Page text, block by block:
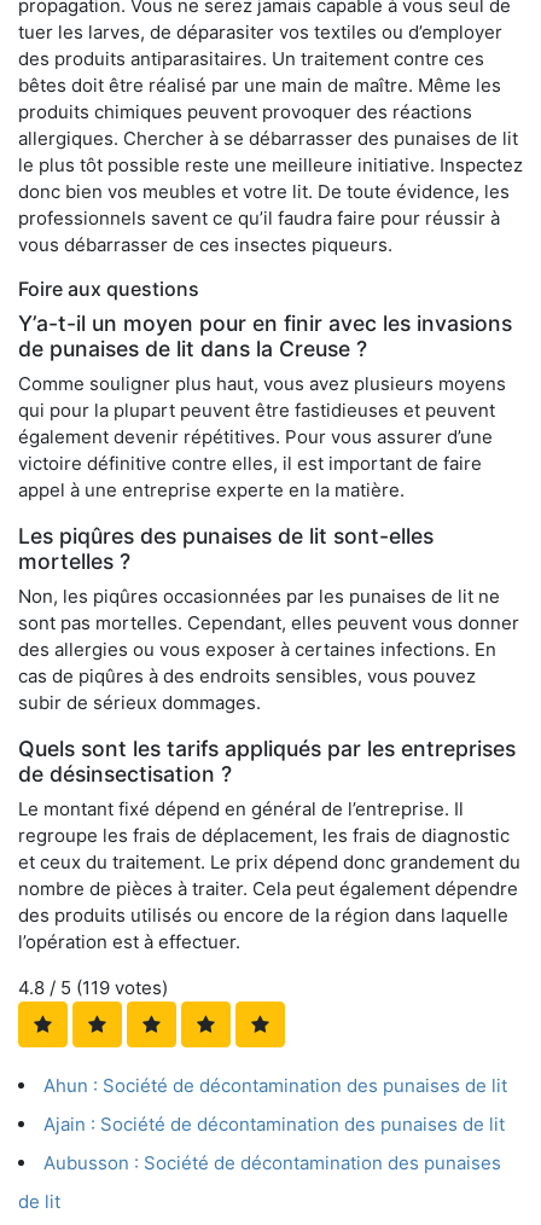
propagation. Vous ne serez jamais capable à vous seul de
tuer les larves, de déparasiter vos textiles ou d’employer
des produits antiparasitaires. Un traitement contre ces
bêtes doit être réalisé par une main de maître. Même les
produits chimiques peuvent provoquer des réactions
allergiques. Chercher à se débarrasser des punaises de lit
le plus tôt possible reste une meilleure initiative. Inspectez
donc bien vos meubles et votre lit. De toute évidence, les
professionnels savent ce qu’il faudra faire pour réussir à
vous débarrasser de ces insectes piqueurs.
Foire aux questions
Y’a-t-il un moyen pour en finir avec les invasions
de punaises de lit dans la Creuse ?
Comme souligner plus haut, vous avez plusieurs moyens
qui pour la plupart peuvent être fastidieuses et peuvent
également devenir répétitives. Pour vous assurer d’une
victoire définitive contre elles, il est important de faire
appel à une entreprise experte en la matière.
Les piqûres des punaises de lit sont-elles
mortelles ?
Non, les piqûres occasionnées par les punaises de lit ne
sont pas mortelles. Cependant, elles peuvent vous donner
des allergies ou vous exposer à certaines infections. En
cas de piqûres à des endroits sensibles, vous pouvez
subir de sérieux dommages.
Quels sont les tarifs appliqués par les entreprises
de désinsectisation ?
Le montant fixé dépend en général de l’entreprise. Il
regroupe les frais de déplacement, les frais de diagnostic
et ceux du traitement. Le prix dépend donc grandement du
nombre de pièces à traiter. Cela peut également dépendre
des produits utilisés ou encore de la région dans laquelle
l’opération est à effectuer.
4.8 / 5 (119 votes)
Ahun : Société de décontamination des punaises de lit
Ajain : Société de décontamination des punaises de lit
Aubusson : Société de décontamination des punaises
de lit